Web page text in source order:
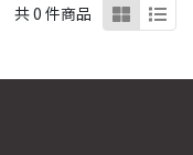
共 0 件商品